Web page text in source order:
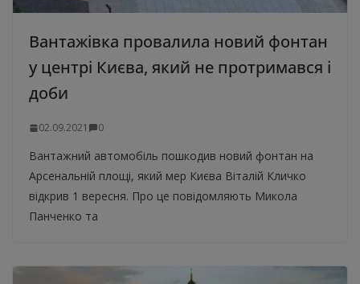
Вантажівка провалила новий фонтан
у центрі Києва, який не протримався і
доби
02.09.2021 0
Вантажний автомобіль пошкодив новий фонтан на
Арсенальній площі, який мер Києва Віталій Кличко
відкрив 1 вересня. Про це повідомляють Микола
Панченко та